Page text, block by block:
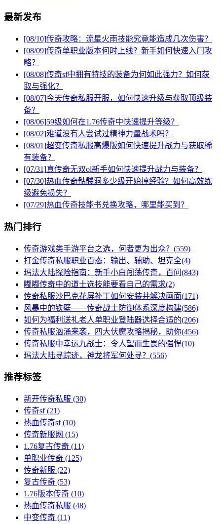
最新发布
[08/10]传奇攻略：流星火雨技能究竟能造成几次伤害？
[08/09]传奇单职业版本何时上线？新手如何快速入门攻
略？
[08/08]传奇sf中拥有特技的装备为何如此强力？如何获
取与强化？
[08/07]今天传奇私服开服，如何快速升级与获取顶级装
备？
[08/06]59级如何在1.76传奇中快速提升等级？
[08/02]难道没有人尝试过精神力量战术吗？
[08/01]超变传奇私服高爆版如何快速提升战力与获取稀
有装备？
[07/31]真传奇无双ol新手如何快速提升战力与装备？
[07/30]热血传奇骷髅洞多少级开始掉经验？如何高效练
级避免损失？
[07/29]热血传奇技能书兑换攻略，哪里能买到？
热门排行
传奇游戏类手游平台之选，何者更为出众？(559)
打金传奇私服职业百态：输出、辅助、坦克全(4)
玛法大陆探险指南：新手小白闯荡传奇，百问(843)
嘟嘟传奇中的道士选技能要看自己的需求(2)
传奇私服沙巴克花屏补丁如何安装并解决画面(171)
风暴中的铁壁——传奇战士防御体系深度构建(586)
如何为福利送礼老人单职业登陆器选择合适的(206)
传奇私服汹涌来袭，四大伏魔攻略揭秘，助你(456)
传奇私服中幸运九战士：令人望而生畏的强悍(10)
玛法大陆寻踪迹，神龙将军何处寻？(556)
推荐标签
新开传奇私服 (30)
传奇sf(21)
热血传奇sf(10)
传奇新服网 (15)
1.76复古传奇 (11)
单职业传奇 (125)
传奇新服 (22)
复古传奇 (53)
1.76版本传奇 (10)
热血传奇私服 (48)
中变传奇 (11)